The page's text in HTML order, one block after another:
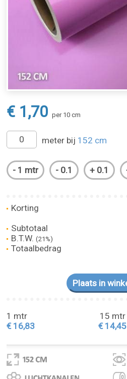
€ 1,70 per 10 cm
meter bij 152 cm
Korting
Subtotaal
B.T.W.(21%)
Totaalbedrag
1 mtr
€ 16,83
15 mtr
€ 14,45